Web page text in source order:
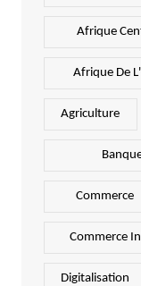
Afrique
Afrique De
Agriculture
Commerce
Commerce
Digitalisation